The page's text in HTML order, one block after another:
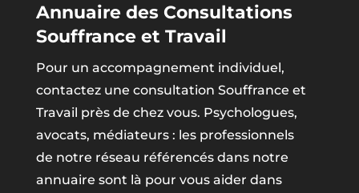
Annuaire des Consultations
Souffrance et Travail
Pour un accompagnement individuel,
contactez une consultation Souffrance et
Travail près de chez vous. Psychologues,
avocats, médiateurs : les professionnels
de notre réseau référencés dans notre
annuaire sont là pour vous aider dans